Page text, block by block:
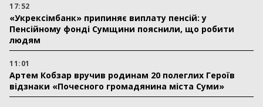
17:52
«Укрексімбанк» припиняє виплату пенсій: у
Пенсійному фонді Сумщини пояснили, що робити
людям
11:01
Артем Кобзар вручив родинам 20 полеглих Героїв
відзнаки «Почесного громадянина міста Суми»